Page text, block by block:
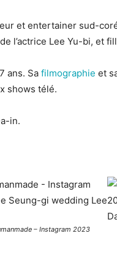
et entertainer sud-
l’actrice Lee Yu-bi, et
ans. Sa filmographie et
shows télé.
in.
– Instagram 2023